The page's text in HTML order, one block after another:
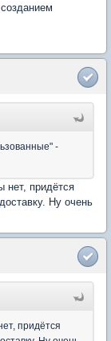
-
нет, придётся
Ну очень
придётся